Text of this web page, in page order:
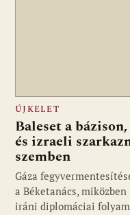
ÚJKELET
Baleset a
és izraeli
szemben
Gáza
a Béketanács,
iráni diplomáciai